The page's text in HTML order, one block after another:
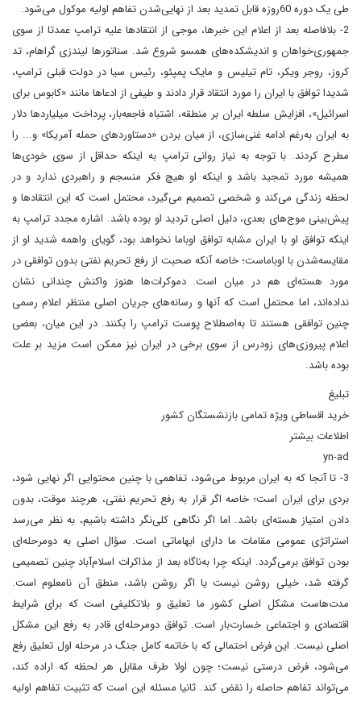
طی یک دوره 60روزه قابل تمدید بعد از نهایی‌شدن تفاهم اولیه موکول می‌شود.
2- بلافاصله بعد از اعلام این خبرها، موجی از انتقادها علیه ترامپ عمدتا از سوی
جمهوری‌خواهان و اندیشکده‌های همسو شروع شد. سناتورها لیندزی گراهام، تد
کروز، روجر ویکر، تام تیلیس و مایک پمپئو، رئیس سیا در دولت قبلی ترامپ،
شدیدا توافق با ایران را مورد انتقاد قرار دادند و طیفی از ادعاها مانند «کابوس برای
اسرائیل»، افزایش سلطه ایران بر منطقه، اشتباه فاجعه‌بار، پرداخت میلیاردها دلار
به ایران به‌رغم ادامه غنی‌سازی، از میان بردن «دستاوردهای حمله آمریکا» و... را
مطرح کردند. با توجه به نیاز روانی ترامپ به اینکه حداقل از سوی خودی‌ها
همیشه مورد تمجید باشد و اینکه او هیچ فکر منسجم و راهبردی ندارد و در
لحظه زندگی می‌کند و شخصی تصمیم می‌گیرد، محتمل است که این انتقادها و
پیش‌بینی موج‌های بعدی، دلیل اصلی تردید او بوده باشد. اشاره مجدد ترامپ به
اینکه توافق او با ایران مشابه توافق اوباما نخواهد بود، گویای واهمه شدید او از
مقایسه‌شدن با اوباماست؛ خاصه آنکه صحبت از رفع تحریم نفتی بدون توافقی در
مورد هسته‌ای هم در میان است. دموکرات‌ها هنوز واکنش چندانی نشان
نداده‌اند، اما محتمل است که آنها و رسانه‌های جریان اصلی منتظر اعلام رسمی
چنین توافقی هستند تا به‌اصطلاح پوست ترامپ را بکنند. در این میان، بعضی
اعلام پیروزی‌های زودرس از سوی برخی در ایران نیز ممکن است مزید بر علت
بوده باشد.
تبلیغ
خرید اقساطی ویژه تمامی بازنشستگان کشور
اطلاعات بیشتر
yn-ad
3- تا آنجا که به ایران مربوط می‌شود، تفاهمی با چنین محتوایی اگر نهایی شود،
بردی برای ایران است؛ خاصه اگر قرار به رفع تحریم نفتی، هرچند موقت، بدون
دادن امتیاز هسته‌ای باشد. اما اگر نگاهی کلی‌نگر داشته باشیم، به نظر می‌رسد
استراتژی عمومی مقامات ما دارای ابهاماتی است. سؤال اصلی به دومرحله‌ای‌
بودن توافق بر‌می‌گردد. اینکه چرا به‌ناگاه بعد از مذاکرات اسلام‌آباد چنین تصمیمی
گرفته شد، خیلی روشن نیست یا اگر روشن باشد، منطق آن نامعلوم است.
مدت‌هاست مشکل اصلی کشور ما تعلیق و بلاتکلیفی است که برای شرایط
اقتصادی و اجتماعی خسارت‌بار است. توافق دومرحله‌ای قادر به رفع این مشکل
اصلی نیست. این فرض احتمالی که با خاتمه کامل جنگ در مرحله اول تعلیق رفع
می‌شود، فرض درستی نیست؛ چون اولا طرف مقابل هر لحظه که اراده کند،
می‌تواند تفاهم حاصله را نقض کند. ثانیا مسئله این است که تثبیت تفاهم اولیه